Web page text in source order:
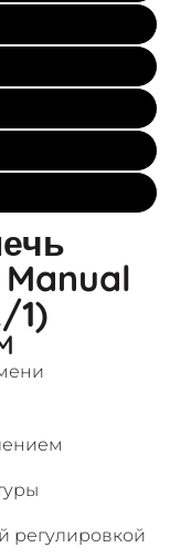
1)
регулировкой